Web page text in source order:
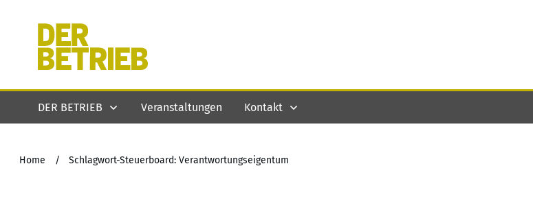
DER BETRIEB Veranstaltungen Kontakt
Home / Schlagwort-Steuerboard: Verantwortungseigentum